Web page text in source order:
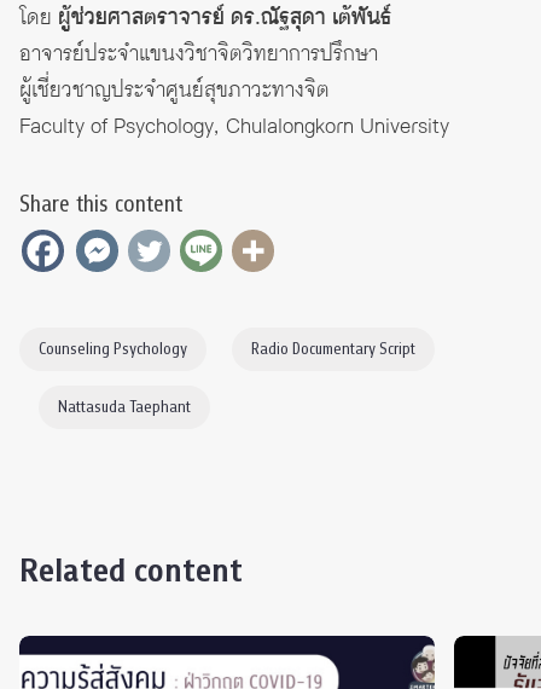
โดย ผู้ช่วยศาสตราจารย์ ดร.ณัฐสุดา เต้พันธ์
อาจารย์ประจำแขนงวิชาจิตวิทยาการปรึกษา
ผู้เชี่ยวชาญประจำศูนย์สุขภาวะทางจิต
Faculty of Psychology, Chulalongkorn University
Share this content
Counseling Psychology Radio Documentary Script
Nattasuda Taephant
Related content